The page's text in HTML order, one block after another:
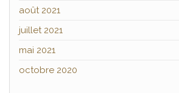
août 2021
juillet 2021
mai 2021
octobre 2020